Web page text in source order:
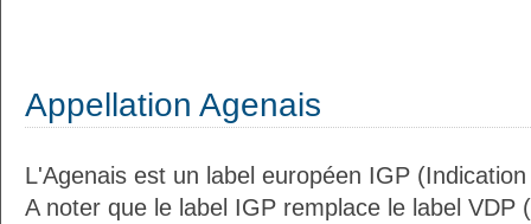
Appellation Agenais
L'Agenais est un label européen IGP
A noter que le label IGP remplace le label VDP